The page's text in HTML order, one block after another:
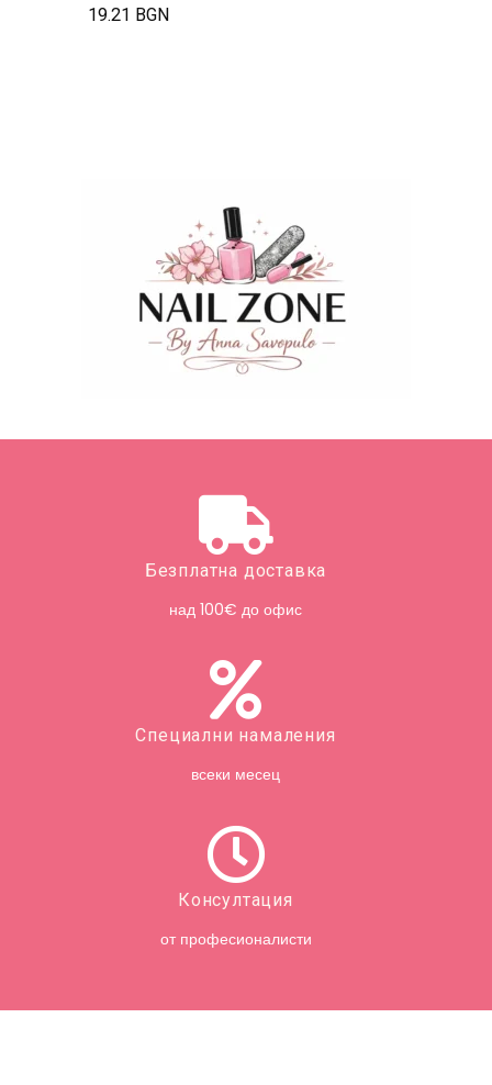
19.21 BGN
Безплатна доставка
над 100€ до офис
Специални намаления
всеки месец
Консултация
от професионалисти